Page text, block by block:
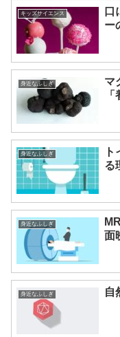
キッズサイエンス
口
ー
身近なふしぎ
マ
身近なふしぎ
る
身近なふしぎ
面
身近なふしぎ 自